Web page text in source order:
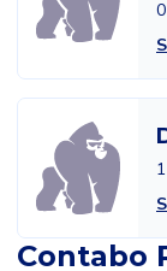
Contabo